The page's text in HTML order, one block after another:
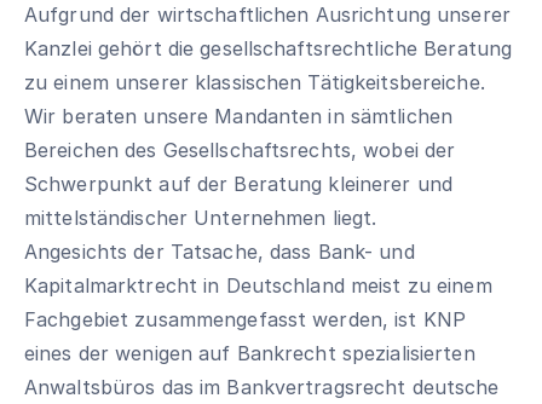
Aufgrund der wirtschaftlichen Ausrichtung unserer
Kanzlei gehört die gesellschaftsrechtliche Beratung
zu einem unserer klassischen Tätigkeitsbereiche.
Wir beraten unsere Mandanten in sämtlichen
Bereichen des Gesellschaftsrechts, wobei der
Schwerpunkt auf der Beratung kleinerer und
mittelständischer Unternehmen liegt.
Angesichts der Tatsache, dass Bank- und
Kapitalmarktrecht in Deutschland meist zu einem
Fachgebiet zusammengefasst werden, ist KNP
eines der wenigen auf Bankrecht spezialisierten
Anwaltsbüros das im Bankvertragsrecht deutsche